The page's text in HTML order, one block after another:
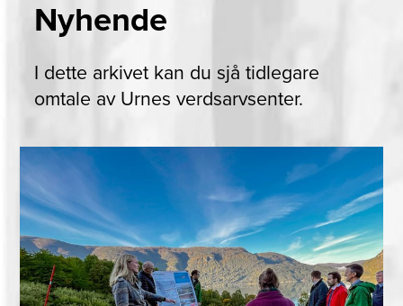
Nyhende
I dette arkivet kan du sjå tidlegare
omtale av Urnes verdsarvsenter.